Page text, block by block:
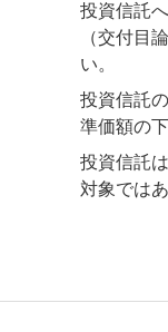
投資信託
（交付目
い。
投資信託
準価額の
投資信託
対象では